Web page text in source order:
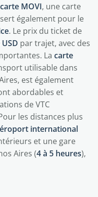
carte MOVI, une carte
également pour le
. Le prix du ticket de
par trajet, avec des
La carte
utilisable dans
est également
abordables et
de VTC
les distances plus
international
et une gare
Aires (4 à 5 heures),